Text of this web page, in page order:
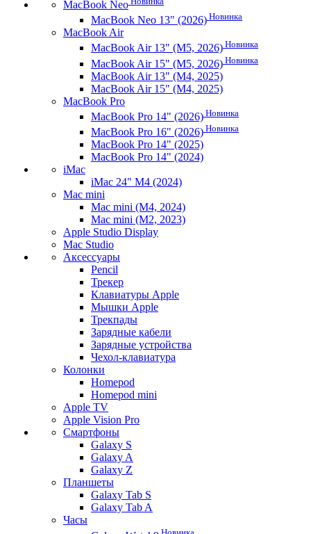
MacBook Neo
MacBook Neo 13" (2026) Новинка
MacBook Air
MacBook Air 13" (M5, 2026) Новинка
MacBook Air 15" (M5, 2026) Новинка
MacBook Air 13" (M4, 2025)
MacBook Air 15" (M4, 2025)
MacBook Pro
MacBook Pro 14" (2026) Новинка
MacBook Pro 16" (2026) Новинка
MacBook Pro 14" (2025)
MacBook Pro 14" (2024)
iMac
iMac 24" M4 (2024)
Mac mini
Mac mini (M4, 2024)
Mac mini (M2, 2023)
Apple Studio Display
Mac Studio
Аксессуары
Pencil
Трекер
Клавиатуры Apple
Мышки Apple
Трекпады
Зарядные кабели
Зарядные устройства
Чехол-клавиатура
Колонки
Homepod
Homepod mini
Apple TV
Apple Vision Pro
Смартфоны
Galaxy S
Galaxy A
Galaxy Z
Планшеты
Galaxy Tab S
Galaxy Tab A
Часы
Новинка